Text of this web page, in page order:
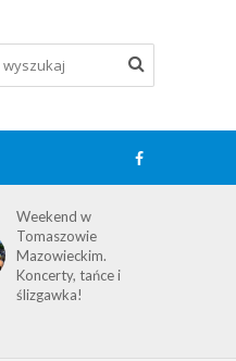
Weekend w
Tomaszowie
Mazowieckim.
Koncerty, tańce i
ślizgawka!